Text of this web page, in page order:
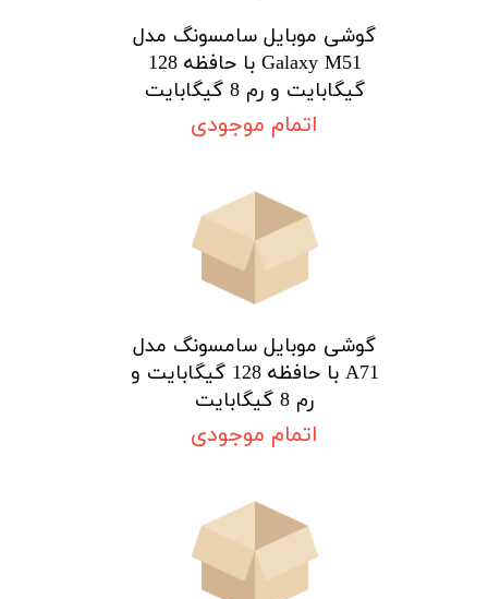
گوشی موبایل سامسونگ مدل
Galaxy M51 با حافظه 128
گیگابایت و رم 8 گیگابایت
اتمام موجودی
گوشی موبایل سامسونگ مدل
A71 با حافظه 128 گیگابایت و
رم 8 گیگابایت
اتمام موجودی